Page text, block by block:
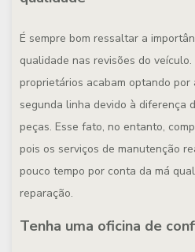
É sempre bom ressaltar a
qualidade nas revisões do
proprietários acabam optando
segunda linha devido à diferença
peças. Esse fato, no entanto,
pois os serviços de manutenção
pouco tempo por conta da má
reparação.
Tenha uma oficina de